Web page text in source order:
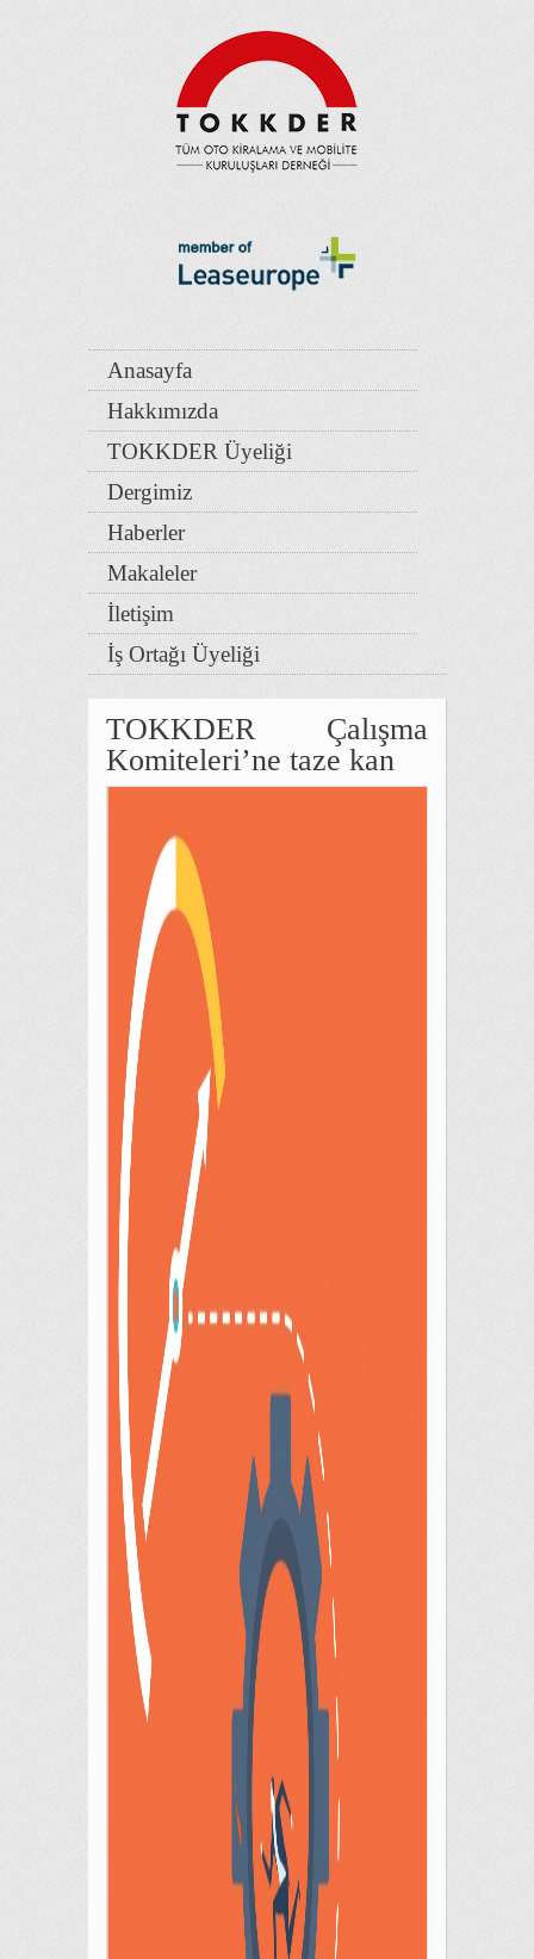
Anasayfa
Hakkımızda
TOKKDER Üyeliği
Dergimiz
Haberler
Makaleler
İletişim
İş Ortağı Üyeliği
TOKKDER Çalışma
Komiteleri’ne taze kan